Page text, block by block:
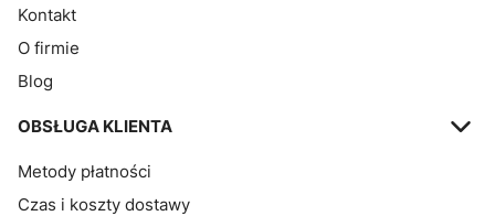
Kontakt
O firmie
Blog
OBSŁUGA KLIENTA
Metody płatności
Czas i koszty dostawy